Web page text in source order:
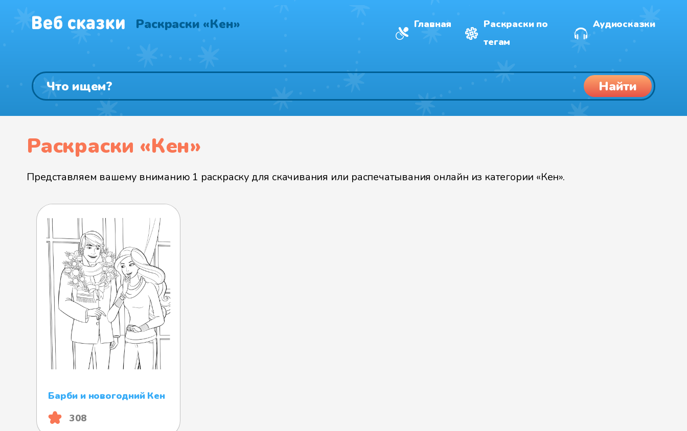
Раскраски «Кен» Главная
Раскраски по
тегам
Аудиосказки
Найти
Раскраски «Кен»
Представляем вашему вниманию 1 раскраску для скачивания или распечатывания онлайн из категории «Кен».
Барби и новогодний Кен
308